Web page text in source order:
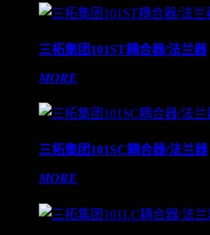
三拓集团101ST耦合器/法兰器
MORE
三拓集团101SC耦合器/法兰器
MORE